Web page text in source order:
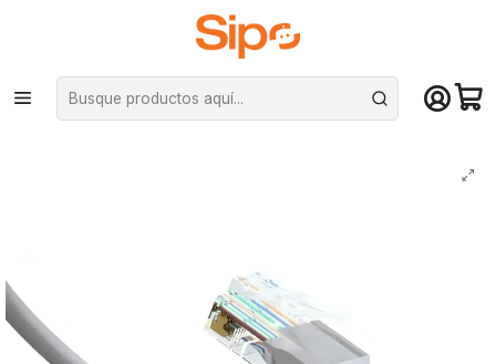
¡Compra hasta mediodía y recibe hoy! De lunes a sábado en el gran
Santiago. Envío gratis desde $29.990
Inicio Redes y conectividad Cables de Red
Cable de Red Patch Cord Cat6 25Mts CCA RJ-45 100Ohm Gris